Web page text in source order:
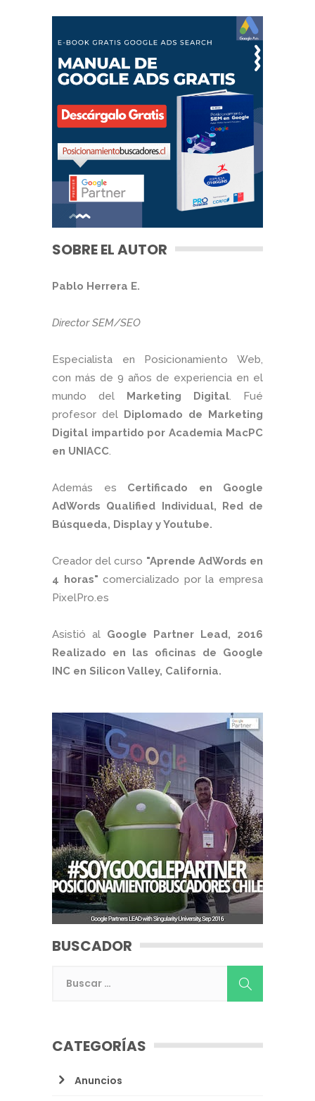
SOBRE EL AUTOR
Pablo Herrera E.
Director SEM/SEO
Especialista en Posicionamiento Web,
con más de 9 años de experiencia en el
mundo del Marketing Digital. Fué
profesor del Diplomado de Marketing
Digital impartido por Academia MacPC
en UNIACC.
Además es Certificado en Google
AdWords Qualified Individual, Red de
Búsqueda, Display y Youtube.
Creador del curso "Aprende AdWords en
4 horas" comercializado por la empresa
PixelPro.es
Asistió al Google Partner Lead, 2016
Realizado en las oficinas de Google
INC en Silicon Valley, California.
BUSCADOR
CATEGORÍAS
Anuncios